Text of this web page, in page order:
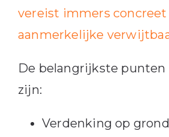
vereist immers
aanmerkelijke
De belangrijkste punten
zijn:
Verdenking op